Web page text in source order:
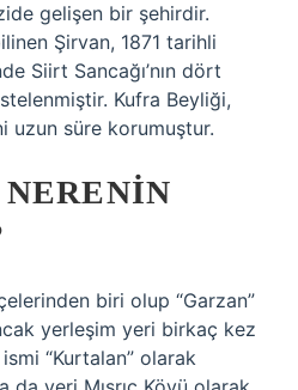
gelişen bir şehirdir.
Şirvan, 1871 tarihli
Siirt Sancağı’nın dört
Kufra Beyliği,
uzun süre korumuştur.
biri olup “Garzan”
yerleşim yeri birkaç kez
“Kurtalan” olarak